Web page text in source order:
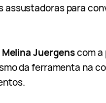
assustadoras para
Melina Juergenscom a
da ferramenta na